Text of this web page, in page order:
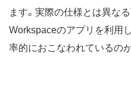
ます。実際の仕様とは異な
Workspaceのアプリを利用
率的におこなわれているの